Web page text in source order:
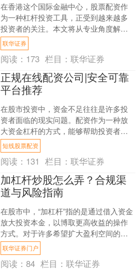
在香港这个国际金融中心，股票配资作
为一种杠杆投资工具，正受到越来越多
投资者的关注。本文将从专业角度解析
香港股票配资的核心要点，帮助投资者
更好地理解这一投资方式。....
联华证券
阅读： 173 栏目：联华证券
正规在线配资公司|安全可靠
平台推荐
在股市投资中，资金不足往往是许多投
资者面临的现实问题。配资作为一种放
大资金杠杆的方式，能够帮助投资者在
行情向好时获得更高的收益。然而，市
场上配资平台鱼龙混杂，如....
短线股票配资
阅读： 131 栏目：联华证券
加杠杆炒股怎么弄？合规渠
道与风险指南
在股市中，“加杠杆”指的是通过借入资金
放大投资本金，以博取更高收益的操作
方式。对于许多希望扩大盈利空间的投
资者来说，杠杆操作确实充满诱惑。但
必须明确：杠杆是一把....
联华证券门户
阅读：84 栏目：联华证券